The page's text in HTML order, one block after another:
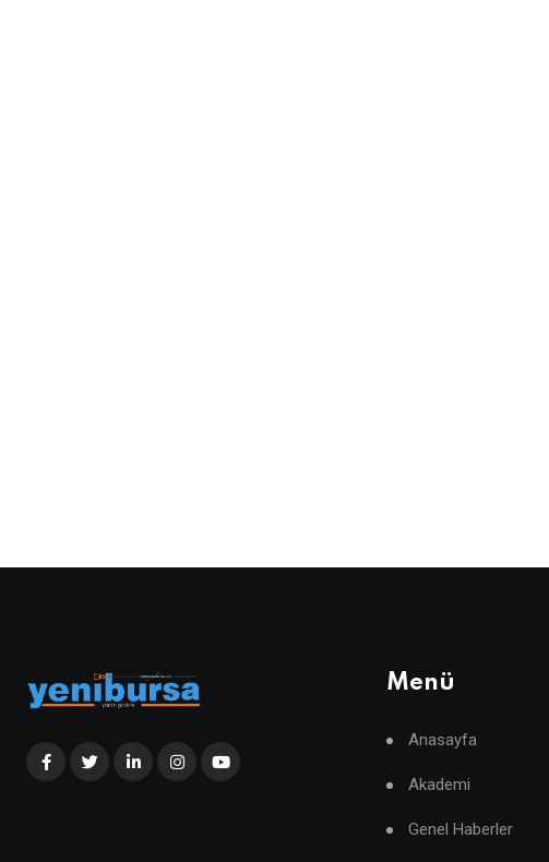
Menü
Anasayfa
Akademi
Genel Haberler